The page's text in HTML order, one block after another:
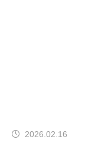
2026.02.16